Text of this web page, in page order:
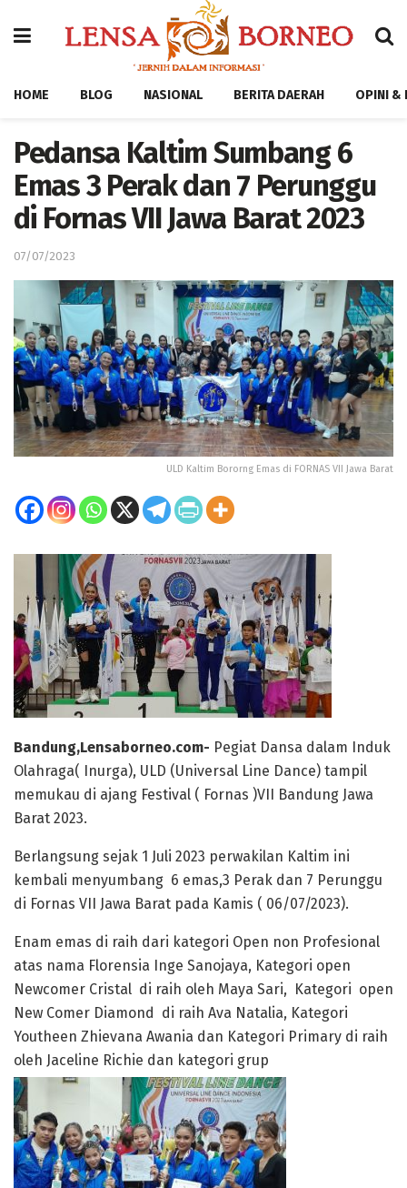
HOME BLOG NASIONAL BERITA DAERAH OPINI &
Pedansa Kaltim Sumbang 6
Emas 3 Perak dan 7 Perunggu
di Fornas VII Jawa Barat 2023
07/07/2023
ULD Kaltim Bororng Emas di FORNAS VII Jawa Barat
Bandung,Lensaborneo.com- Pegiat Dansa dalam Induk
Olahraga( Inurga), ULD (Universal Line Dance) tampil
memukau di ajang Festival ( Fornas )VII Bandung Jawa
Barat 2023.
Berlangsung sejak 1 Juli 2023 perwakilan Kaltim ini
kembali menyumbang 6 emas,3 Perak dan 7 Perunggu
di Fornas VII Jawa Barat pada Kamis ( 06/07/2023).
Enam emas di raih dari kategori Open non Profesional
atas nama Florensia Inge Sanojaya, Kategori open
Newcomer Cristal di raih oleh Maya Sari, Kategori open
New Comer Diamond di raih Ava Natalia, Kategori
Youtheen Zhievana Awania dan Kategori Primary di raih
oleh Jaceline Richie dan kategori grup